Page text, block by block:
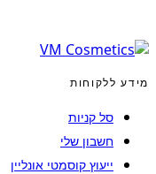
מידע ללקוחות
סל קניות
חשבון שלי
ייעוץ קוסמטי אונליין